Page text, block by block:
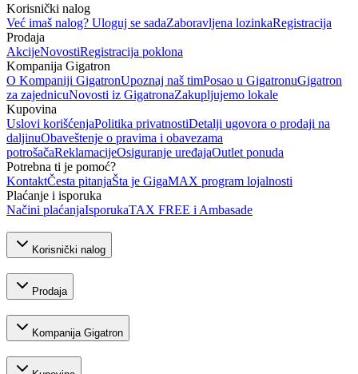
Korisnički nalog
Već imaš nalog? Uloguj se sadaZaboravljena lozinkaRegistracija
Prodaja
AkcijeNovostiRegistracija poklona
Kompanija Gigatron
O Kompaniji GigatronUpoznaj naš timPosao u GigatronuGigatron
za zajednicuNovosti iz GigatronaZakupljujemo lokale
Kupovina
Uslovi korišćenjaPolitika privatnostiDetalji ugovora o prodaji na
daljinuObaveštenje o pravima i obavezama
potrošačaReklamacijeOsiguranje uređajaOutlet ponuda
Potrebna ti je pomoć?
KontaktČesta pitanjaŠta je GigaMAX program lojalnosti
Plaćanje i isporuka
Načini plaćanjaIsporukaTAX FREE i Ambasade
Korisnički nalog
Prodaja
Kompanija Gigatron